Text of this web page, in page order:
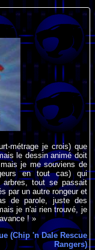
métrage je crois) que
le dessin animé doit
je me souviens de
en tout cas) qui
arbres, tout se passait
par un autre rongeur et
de parole, juste des
je n'ai rien trouvé, je
! »
(Chip 'n Dale Rescue
Rangers)